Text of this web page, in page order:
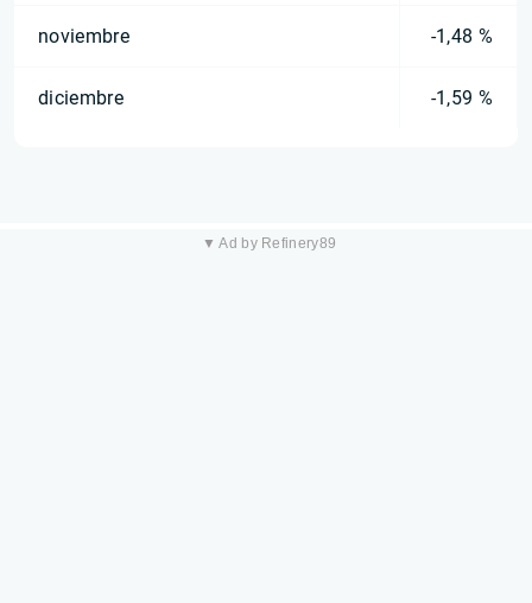
noviembre -1,48 %
diciembre -1,59 %
▼ Ad by Refinery89